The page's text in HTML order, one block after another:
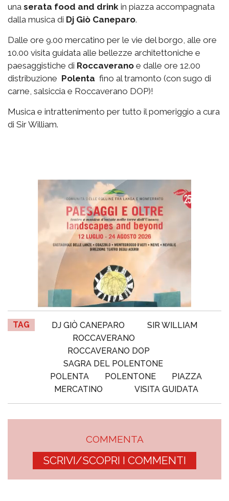
una serata food and drink in piazza accompagnata
dalla musica di Dj Giò Caneparo.
Dalle ore 9.00 mercatino per le vie del borgo, alle ore
10.00 visita guidata alle bellezze architettoniche e
paesaggistiche di Roccaverano e dalle ore 12.00
distribuzione Polenta fino al tramonto (con sugo di
carne, salsiccia e Roccaverano DOP)!
Musica e intrattenimento per tutto il pomeriggio a cura
di Sir William.
TAG DJ GIÒ CANEPARO
SIR WILLIAM
ROCCAVERANO
ROCCAVERANO DOP
SAGRA DEL POLENTONE
POLENTA
POLENTONE
PIAZZA
MERCATINO
VISITA GUIDATA
COMMENTA
SCRIVI/SCOPRI I COMMENTI